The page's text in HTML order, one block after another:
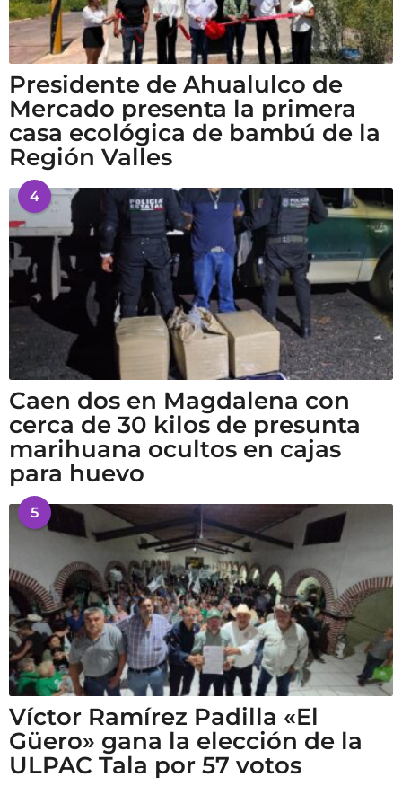
Presidente de Ahualulco de
Mercado presenta la primera
casa ecológica de bambú de la
Región Valles
4
Caen dos en Magdalena con
cerca de 30 kilos de presunta
marihuana ocultos en cajas
para huevo
5
Víctor Ramírez Padilla «El
Güero» gana la elección de la
ULPAC Tala por 57 votos